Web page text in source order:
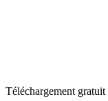
Téléchargement gratuit